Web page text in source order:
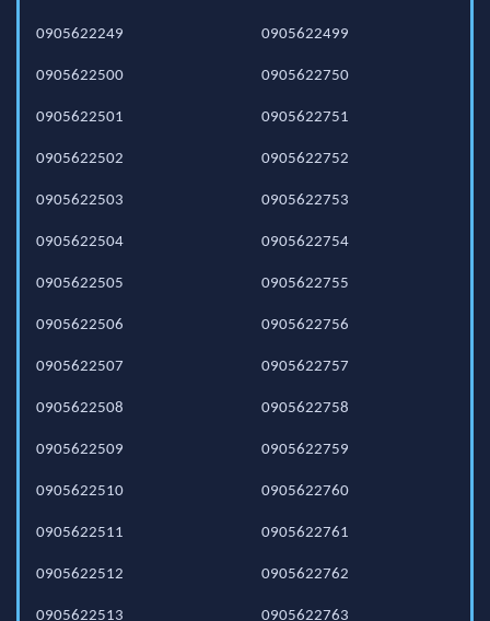
0905622249 0905622499
0905622500
0905622501
0905622502
0905622503
0905622504
0905622505
0905622506
0905622507
0905622508
0905622509
0905622510
0905622511
0905622512
0905622513
0905622750
0905622751
0905622752
0905622753
0905622754
0905622755
0905622756
0905622757
0905622758
0905622759
0905622760
0905622761
0905622762
0905622763